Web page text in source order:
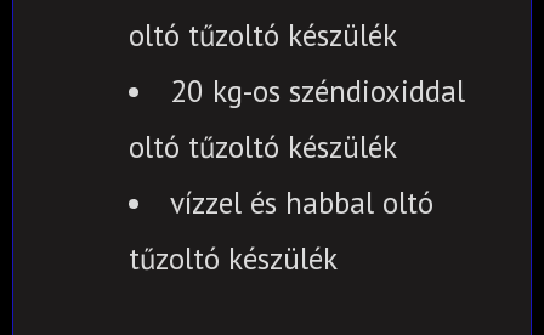
oltó tűzoltó készülék
20 kg-os széndioxiddal
oltó tűzoltó készülék
vízzel és habbal oltó
tűzoltó készülék